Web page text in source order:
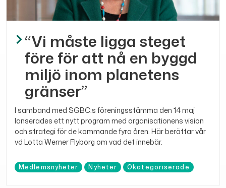
“Vi måste ligga steget
före för att nå en byggd
miljö inom planetens
gränser”
I samband med SGBC:s föreningsstämma den 14 maj
lanserades ett nytt program med organisationens vision
och strategi för de kommande fyra åren. Här berättar vår
vd Lotta Werner Flyborg om vad det innebär.
Medlemsnyheter Nyheter Okategoriserade